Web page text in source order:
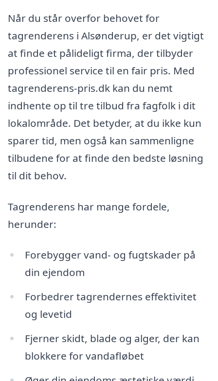
Når du står overfor behovet for
tagrenderens i Alsønderup, er det vigtigt
at finde et pålideligt firma, der tilbyder
professionel service til en fair pris. Med
tagrenderens-pris.dk kan du nemt
indhente op til tre tilbud fra fagfolk i dit
lokalområde. Det betyder, at du ikke kun
sparer tid, men også kan sammenligne
tilbudene for at finde den bedste løsning
til dit behov.
Tagrenderens har mange fordele,
herunder:
Forebygger vand- og fugtskader på
din ejendom
Forbedrer tagrendernes effektivitet
og levetid
Fjerner skidt, blade og alger, der kan
blokkere for vandafløbet